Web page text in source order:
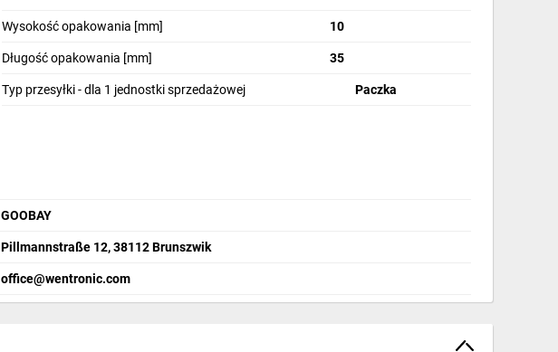
Wysokość opakowania [mm] 10
Długość opakowania [mm] 35
Typ przesyłki - dla 1 jednostki sprzedażowej Paczka
GOOBAY
Pillmannstraße 12, 38112 Brunszwik
office@wentronic.com